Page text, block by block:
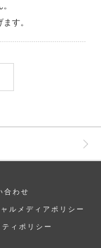
す。
合わせ
ルメディアポリシー
ィポリシー